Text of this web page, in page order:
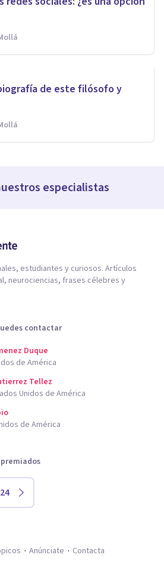
de este filósofo y
especialistas
estudiantes y curiosos. Artículos
neurociencias, frases célebres y
contactar
Duque
de América
Tellez
Unidos de América
de América
Anúnciate Contacta